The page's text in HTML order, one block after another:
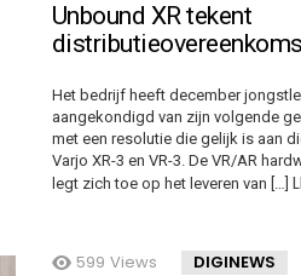
Unbound XR tekent
Het bedrijf heeft december
aangekondigd van zijn volgende
met een resolutie die gelijk is aan
Varjo XR-3 en VR-3. De VR/AR
legt zich toe op het leveren van […]
599 Views DIGINEWS